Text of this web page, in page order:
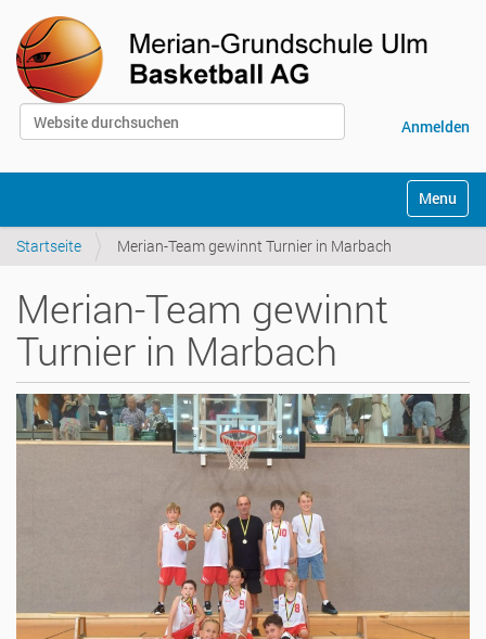
Website durchsuchen
Anmelden
k
Toggle
Startseite Merian-Team gewinnt Turnier in Marbach
Merian-Team gewinnt
Turnier in Marbach